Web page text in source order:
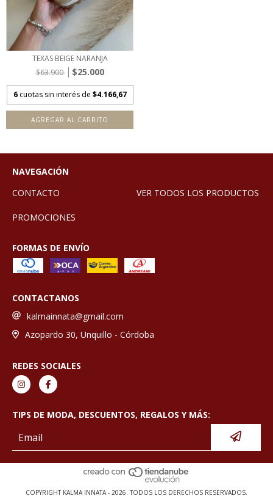
TEXAS BEIGE NARANJA
$63.900
$25.000
6 cuotas sin interés de $4.166,67
AGREGAR AL CARRITO
NAVEGACIÓN
CONTACTO
VER TODOS LOS PRODUCTOS
PROMOCIONES
FORMAS DE ENVÍO
CONTACTANOS
kalmainnata@gmail.com
Azopardo 30, Unquillo - Córdoba
REDES SOCIALES
TIPS DE MODA, DESCUENTOS, REGALOS Y MÁS:
COPYRIGHT KALMA INNATA - 2026. TODOS LOS DERECHOS RESERVADOS.